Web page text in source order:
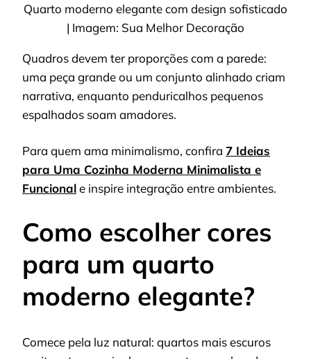
Quarto moderno elegante com design sofisticado
| Imagem: Sua Melhor Decoração
Quadros devem ter proporções com a parede:
uma peça grande ou um conjunto alinhado criam
narrativa, enquanto penduricalhos pequenos
espalhados soam amadores.
Para quem ama minimalismo, confira 7 Ideias
para Uma Cozinha Moderna Minimalista e
Funcionale inspire integração entre ambientes.
Como escolher cores
para um quarto
moderno elegante?
Comece pela luz natural: quartos mais escuros